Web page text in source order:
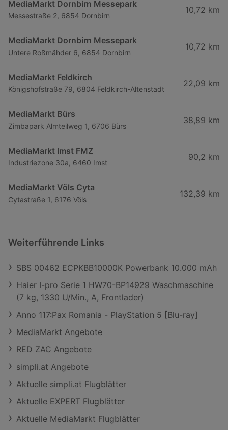
MediaMarkt Dornbirn Messepark
Messestraße 2, 6854 Dornbirn
10,72 km
MediaMarkt Dornbirn Messepark
Untere Roßmähder 6, 6854 Dornbirn
10,72 km
MediaMarkt Feldkirch
Königshofstraße 79, 6804 Feldkirch-Altenstadt
22,09 km
MediaMarkt Bürs
Zimbapark Almteilweg 1, 6706 Bürs
38,89 km
MediaMarkt Imst FMZ
Industriezone 30a, 6460 Imst
90,2 km
MediaMarkt Völs Cyta
Cytastraße 1, 6176 Völs
132,39 km
Weiterführende Links
SBS 00462 ECPKBB10000K Powerbank 10.000 mAh
Haier I-pro Serie 1 HW70-BP14929 Waschmaschine
(7 kg, 1330 U/Min., A, Frontlader)
Anno 117:Pax Romania - PlayStation 5 [Blu-ray]
MediaMarkt Angebote
RED ZAC Angebote
simpli.at Angebote
Aktuelle simpli.at Flugblätter
Aktuelle EXPERT Flugblätter
Aktuelle MediaMarkt Flugblätter